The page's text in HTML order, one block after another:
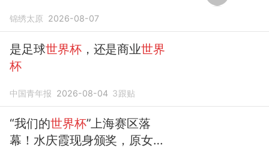
锦绣太原 2026-08-07
是足球世界杯，还是商业世界
杯
中国青年报 2026-08-04 3跟贴
“我们的世界杯”上海赛区落
幕！水庆霞现身颁奖，原女足